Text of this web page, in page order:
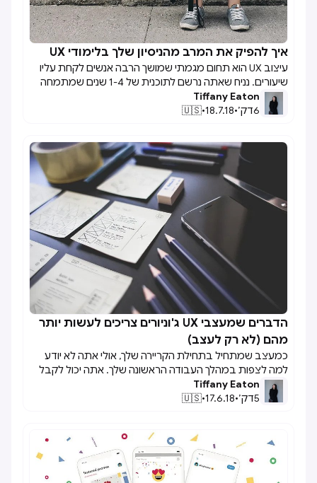

איך להפיק את המרב מהניסיון שלך בלימודי UX
עיצוב UX הוא תחום מגמתי שמושך הרבה אנשים לקחת עליו
שיעורים. נניח שאתה נרשם לתוכנית של 1-4 שנים שמתמחה
בתחום. זה יכול להיות מכריע בהתחלה כי אתה רוצה לנצל את
כל המשאבים ולמצוא עבודה. מניסיוני במכללה לעיצוב, הנה
המסיימת 4 שנים לפני שלי היו פחות מ-20 אנשים. כעת כיתת
המסיימים כמה שנים אחריי היא פי שניים או משולשים
מהמספר הזה. מה קרה? ככל שהטכנולוגיה גדלה, הביקוש
לעיצוב UX הולך וגדל גם כן. זה אומר שאנשים בוחרים בעיצוב
כמסלול קריירה ואחת הדרכים לעשות זאת היא דרך
המכללה.נניח שאתה נרשם לתוכנית של 1-4 שנים שמתמחה
בתחום. זה יכול להיות מכריע בהתחלה כי אתה רוצה לנצל את
כל המשאבים ולמצוא עבודה. מניסיוני במכללה לעיצוב, הנה
כמה טיפים להפקת המקסימום מהמכללה כמתמחה בעיצוב
Tiffany Eaton
6דק׳•
18.7.18
•
🇺🇸

הדברים שמעצבי UX ג'וניורים צריכים לעשות יותר
מהם (לא רק לעצב)
כמעצב שמתחיל בתחילת הקריירה שלך, אולי אתה לא יודע
למה לצפות במהלך העבודה הראשונה שלך. אתה יכול לקבל
הרבה עבודה ובגלל שאתה המעצב החדש בצוות, אתה עושה
דברים ללא עוררין. אולי אתה חושב שמצפים ממך לדעת הכל
קיץ בקולג', למדתי דבר או שניים על איך מעצב חדש, כמוני, יכול
לנווט בין אתגרים וללמוד בסביבות המבוססות על מסרים
מרומזים של מה אנחנו צריכים או לא צריכים לַעֲשׂוֹת. הכרת
Tiffany Eaton
5דק׳•
17.6.18
•
🇺🇸